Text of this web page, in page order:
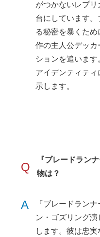
がつかないレプ
台にしています
る秘密を暴くた
作の主人公デッ
ションを追いま
アイデンティテ
示します。
Q
『ブレードラン
物は？
A
『ブレードラン
ン・ゴズリング
します。彼は忠